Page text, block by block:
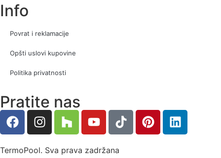
Info
Povrat i reklamacije
Opšti uslovi kupovine
Politika privatnosti
Pratite nas
TermoPool. Sva prava zadržana